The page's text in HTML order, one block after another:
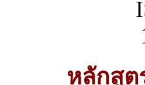
หลักสูต